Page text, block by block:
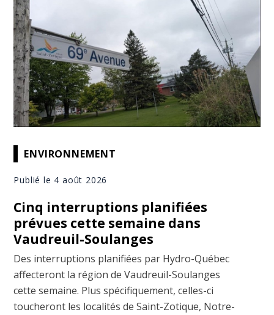
ENVIRONNEMENT
Publié le 4 août 2026
Cinq interruptions planifiées
prévues cette semaine dans
Vaudreuil-Soulanges
Des interruptions planifiées par Hydro-Québec
affecteront la région de Vaudreuil-Soulanges
cette semaine. Plus spécifiquement, celles-ci
toucheront les localités de Saint-Zotique, Notre-